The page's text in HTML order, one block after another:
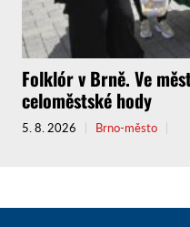
Folklór v Brně. Ve
celoměstské hody
5. 8. 2026 Brno-město